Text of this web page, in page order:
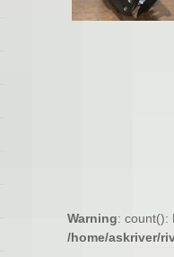
Warning: count():
/home/askriver/